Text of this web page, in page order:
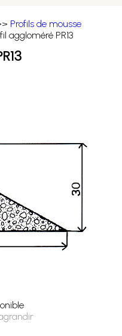
Profils de mousse
aggloméré PR13